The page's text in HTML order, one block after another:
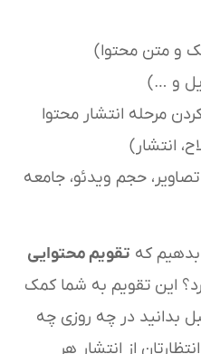
و متن محتوا)
و …)
مرحله انتشار محتوا
انتشار)
حجم ویدئو، جامعه
بدهیم که تقویم محتوایی
این تقویم به شما کمک
بدانید در چه روزی چه
از انتشار هر